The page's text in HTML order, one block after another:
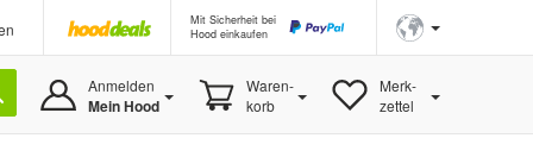
Mit Sicherheit bei
Hood einkaufen
Anmelden
Mein Hood
Waren-
korb
Merk-
zettel